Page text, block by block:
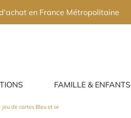
FAMILLE & ENFANTS
en France Métropolitaine
Jeu de cartes Bleu et or